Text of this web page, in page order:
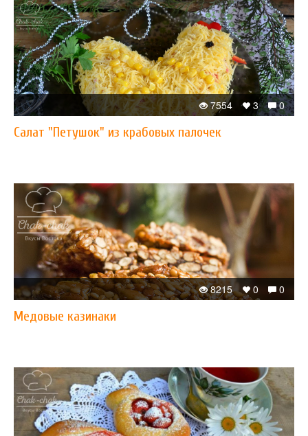
0
3
7554
Салат "Петушок" из крабовых палочек
0
0
8215
​Медовые казинаки